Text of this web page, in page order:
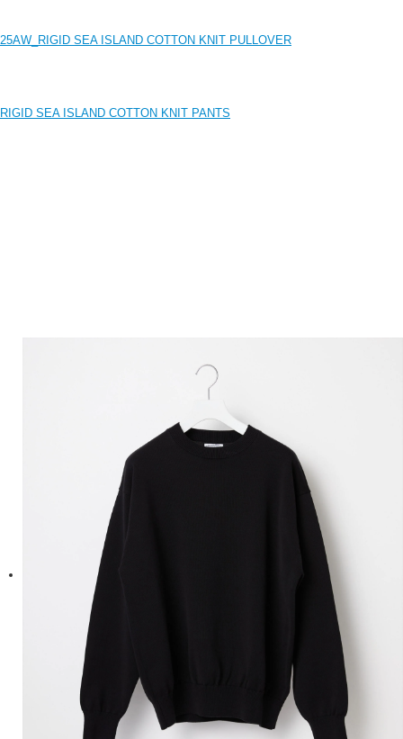
25AW_RIGID SEA ISLAND COTTON KNIT PULLOVER
RIGID SEA ISLAND COTTON KNIT PANTS